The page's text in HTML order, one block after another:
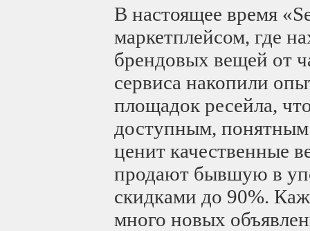
В настоящее время
маркетплейсом, где
брендовых вещей от
сервиса накопили
площадок ресейла,
доступным, понятным
ценит качественные
продают бывшую в
скидками до 90%.
много новых